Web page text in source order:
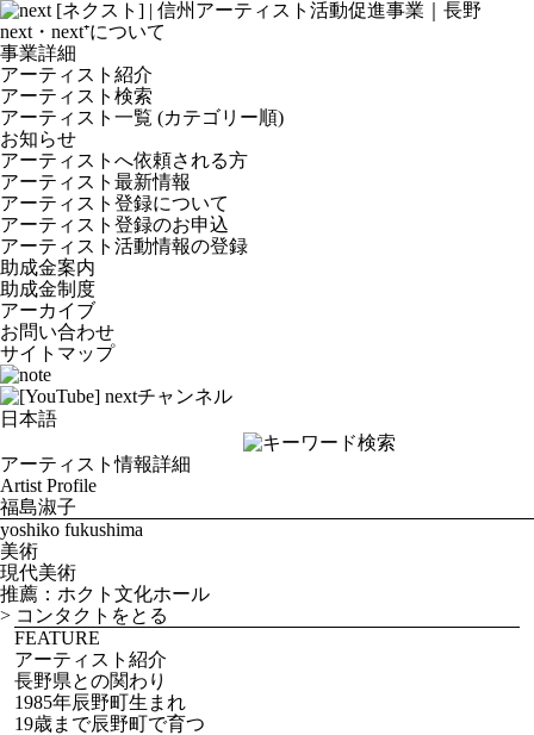
next・next⁺について
事業詳細
アーティスト紹介
アーティスト検索
アーティスト一覧 (カテゴリー順)
お知らせ
アーティストへ依頼される方
アーティスト最新情報
アーティスト登録について
アーティスト登録のお申込
アーティスト活動情報の登録
助成金案内
助成金制度
アーカイブ
お問い合わせ
サイトマップ
アーティスト情報詳細
Artist Profile
福島淑子
yoshiko fukushima
美術
現代美術
推薦：ホクト文化ホール
> コンタクトをとる
FEATURE
アーティスト紹介
長野県との関わり
1985年辰野町生まれ
19歳まで辰野町で育つ